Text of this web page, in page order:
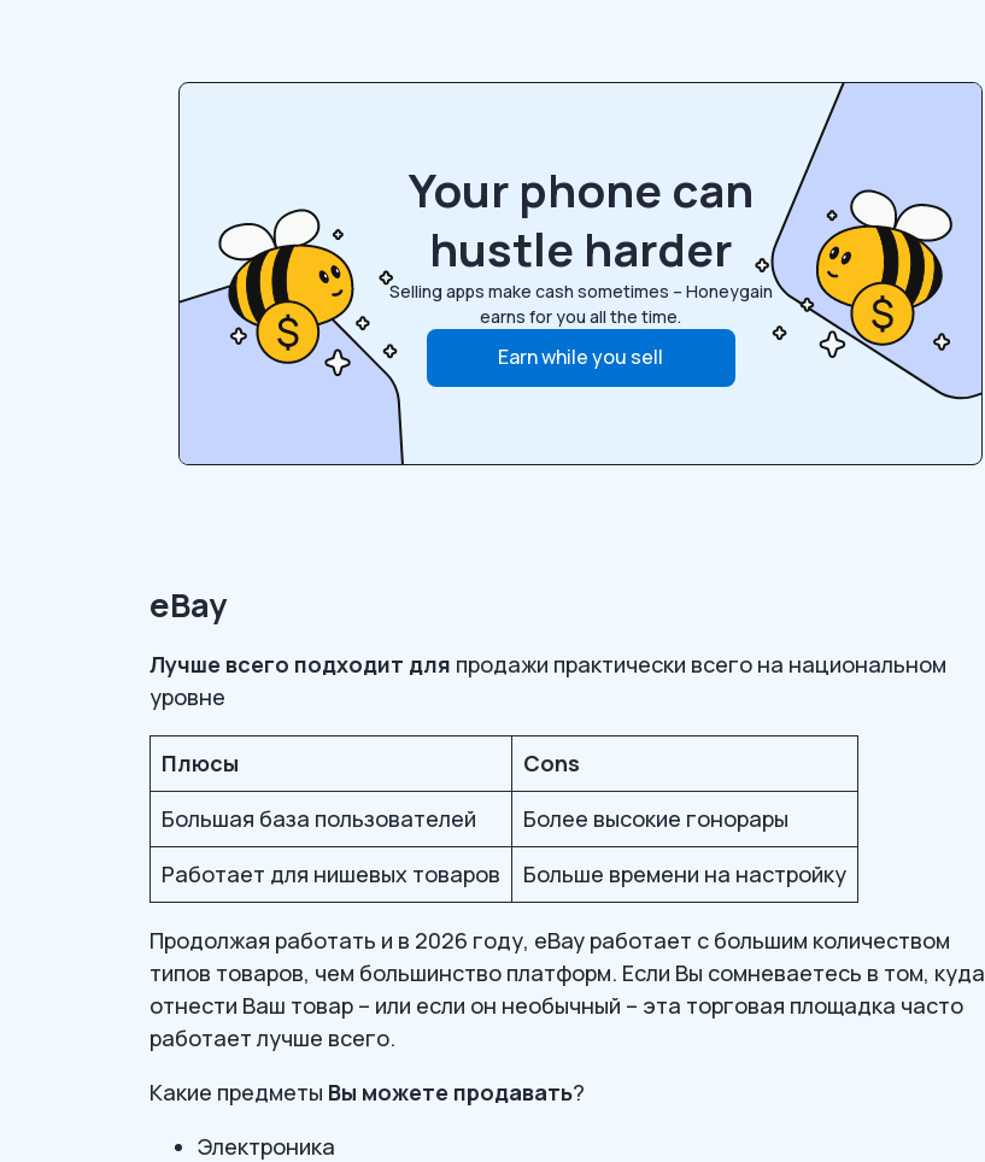
Your phone can
hustle harder
Selling apps make cash sometimes – Honeygain
earns for you all the time.
Earn while you sell
eBay
Лучше всего подходит для продажи практически всего на национальном
уровне
Плюсы
Cons
Большая база пользователей
Более высокие гонорары
Работает для нишевых товаров
Больше времени на настройку
Продолжая работать и в 2026 году, eBay работает с большим количеством
типов товаров, чем большинство платформ. Если Вы сомневаетесь в том, куда
отнести Ваш товар – или если он необычный – эта торговая площадка часто
работает лучше всего.
Какие предметы Вы можете продавать?
Электроника